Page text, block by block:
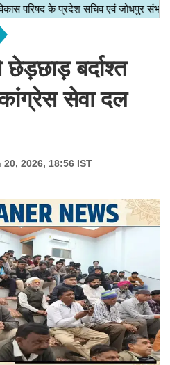
बर्दाश्त
सेवा दल
2026, 18:56 IST